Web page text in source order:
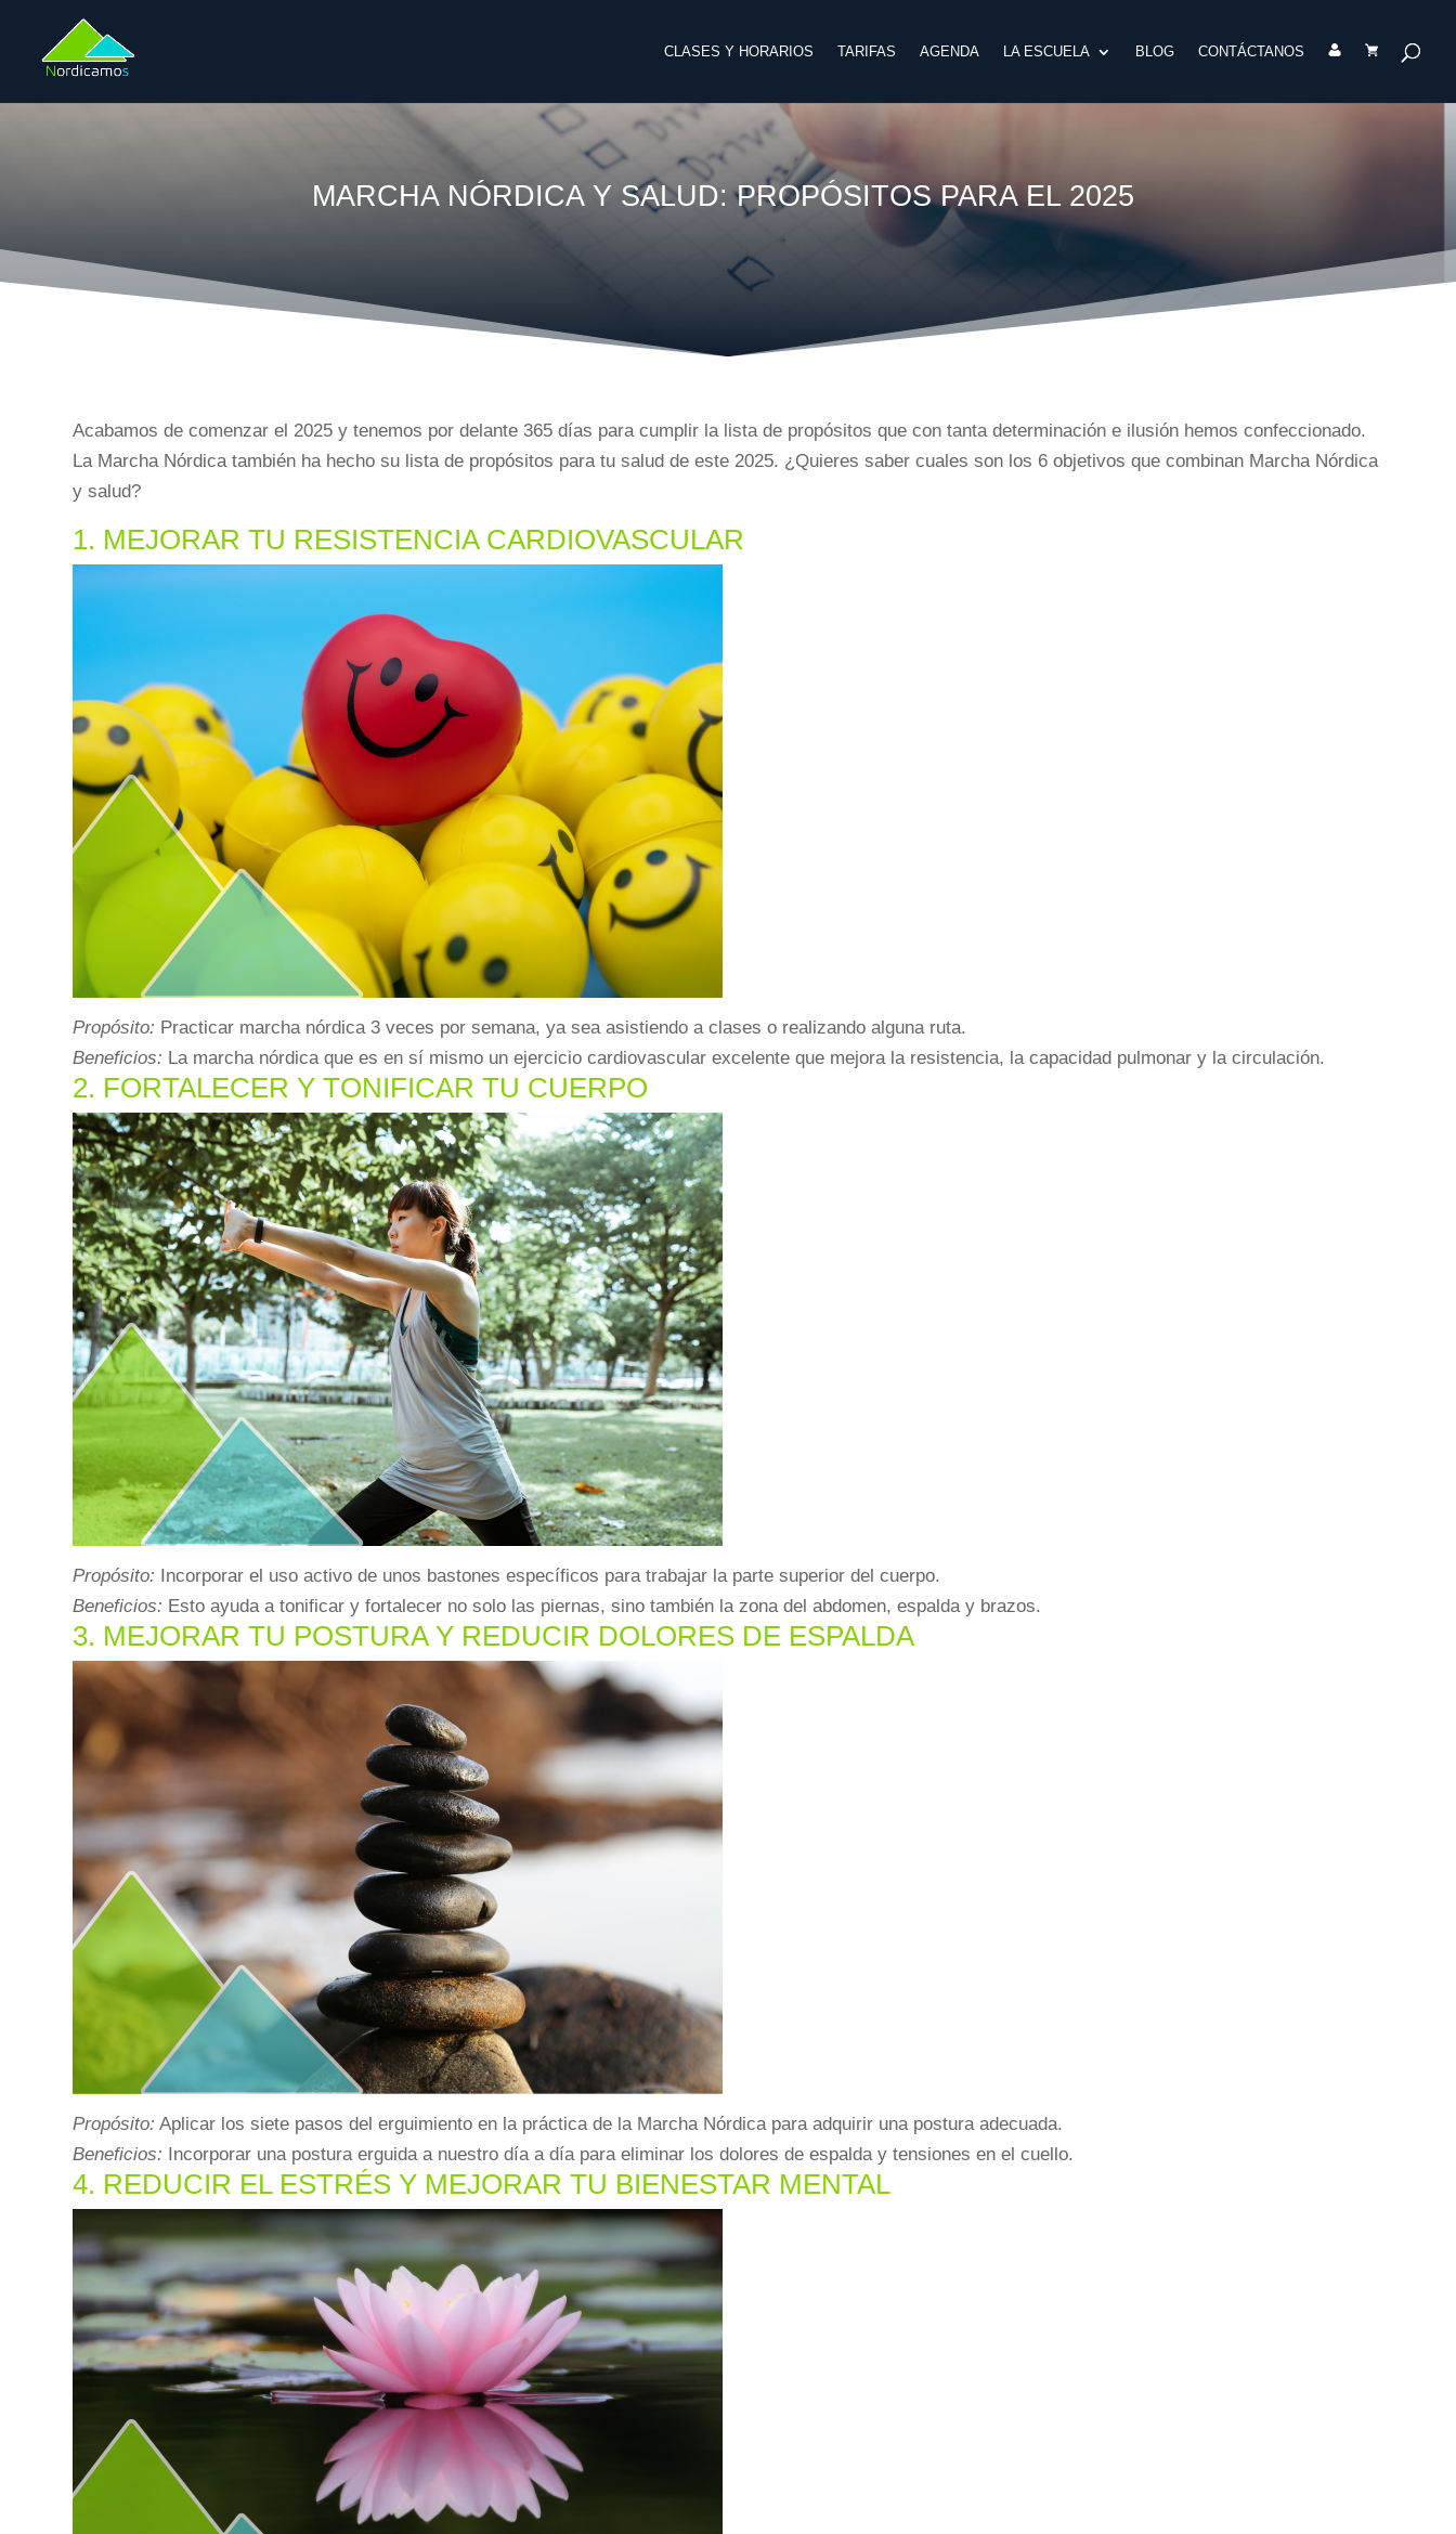
CLASES Y HORARIOS TARIFAS AGENDA LA ESCUELA BLOG CONTÁCTANOS
MARCHA NÓRDICA Y SALUD: PROPÓSITOS PARA EL 2025
Acabamos de comenzar el 2025 y tenemos por delante 365 días para cumplir la lista de propósitos que con tanta determinación e ilusión hemos confeccionado.
La Marcha Nórdica también ha hecho su lista de propósitos para tu salud de este 2025. ¿Quieres saber cuales son los 6 objetivos que combinan Marcha Nórdica
y salud?
1. MEJORAR TU RESISTENCIA CARDIOVASCULAR
Propósito: Practicar marcha nórdica 3 veces por semana, ya sea asistiendo a clases o realizando alguna ruta.
Beneficios: La marcha nórdica que es en sí mismo un ejercicio cardiovascular excelente que mejora la resistencia, la capacidad pulmonar y la circulación.
2. FORTALECER Y TONIFICAR TU CUERPO
Propósito: Incorporar el uso activo de unos bastones específicos para trabajar la parte superior del cuerpo.
Beneficios: Esto ayuda a tonificar y fortalecer no solo las piernas, sino también la zona del abdomen, espalda y brazos.
3. MEJORAR TU POSTURA Y REDUCIR DOLORES DE ESPALDA
Propósito: Aplicar los siete pasos del erguimiento en la práctica de la Marcha Nórdica para adquirir una postura adecuada.
Beneficios: Incorporar una postura erguida a nuestro día a día para eliminar los dolores de espalda y tensiones en el cuello.
4. REDUCIR EL ESTRÉS Y MEJORAR TU BIENESTAR MENTAL